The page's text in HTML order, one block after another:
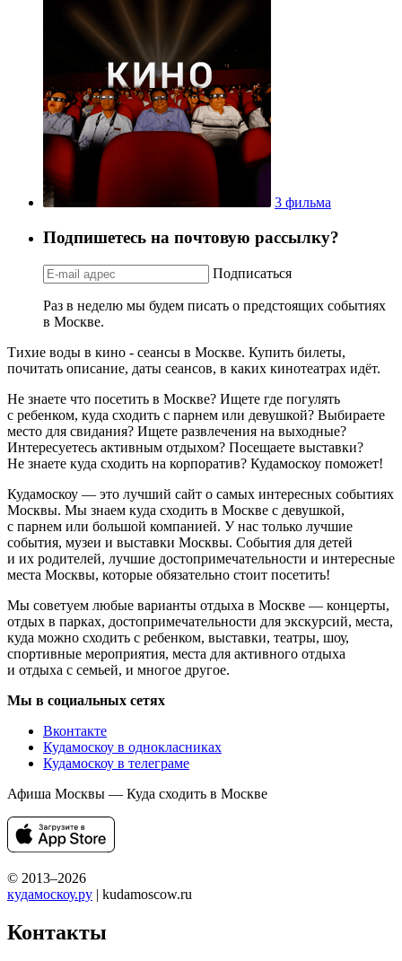
3 фильма
Подпишетесь на почтовую рассылку?
Подписаться
Раз в неделю мы будем писать о предстоящих событиях
в Москве.
Тихие воды в кино - сеансы в Москве. Купить билеты,
почитать описание, даты сеансов, в каких кинотеатрах идёт.
Не знаете что посетить в Москве? Ищете где погулять
с ребенком, куда сходить с парнем или девушкой? Выбираете
место для свидания? Ищете развлечения на выходные?
Интересуетесь активным отдыхом? Посещаете выставки?
Не знаете куда сходить на корпоратив? Кудамоскоу поможет!
Кудамоскоу — это лучший сайт о самых интересных событиях
Москвы. Мы знаем куда сходить в Москве с девушкой,
с парнем или большой компанией. У нас только лучшие
события, музеи и выставки Москвы. События для детей
и их родителей, лучшие достопримечательности и интересные
места Москвы, которые обязательно стоит посетить!
Мы советуем любые варианты отдыха в Москве — концерты,
отдых в парках, достопримечательности для экскурсий, места,
куда можно сходить с ребенком, выставки, театры, шоу,
спортивные мероприятия, места для активного отдыха
и отдыха с семьей, и многое другое.
Мы в социальных сетях
Вконтакте
Кудамоскоу в однокласниках
Кудамоскоу в телеграме
Афиша Москвы — Куда сходить в Москве
© 2013–2026
кудамоскоу.ру | kudamoscow.ru
Контакты